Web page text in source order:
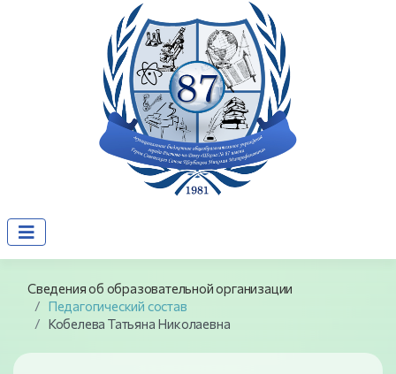
Сведения об образовательной организации
Педагогический состав
Кобелева Татьяна Николаевна